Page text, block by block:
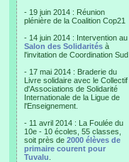
- 19 juin 2014 : Réunion
plénière de la Coalition Cop21
- 14 juin 2014 : Intervention au
Salon des Solidarités à
l'invitation de Coordination Sud
- 17 mai 2014 : Braderie du
Livre solidaire avec le Collectif
d'Associations de Solidarité
Internationale de la Ligue de
l'Enseignement.
- 11 avril 2014 : La Foulée du
10e - 10 écoles, 55 classes,
soit près de 2000 élèves de
primaire courent pour
Tuvalu